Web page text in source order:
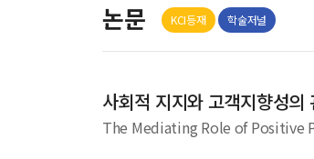
논문 KCI등재 학술저널
사회적 지지와 고객지향성
The Mediating Role of